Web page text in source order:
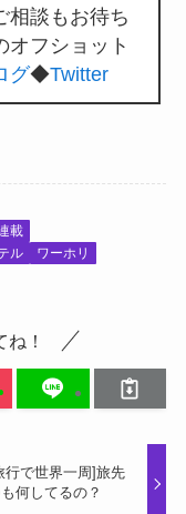
相談もお待ち
オフショット
グ◆Twitter
載
ル
ワーホリ
！
行で世界一周]旅先
何してるの？